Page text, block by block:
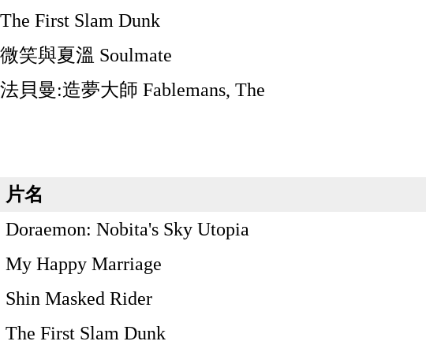
The First Slam Dunk
微笑與夏溫 Soulmate
法貝曼:造夢大師 Fablemans, The
片名
Doraemon: Nobita's Sky Utopia
My Happy Marriage
Shin Masked Rider
The First Slam Dunk